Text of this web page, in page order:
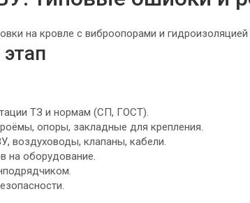
ТЗ и нормам (СП, ГОСТ).
опоры, закладные для крепления.
воздуховоды, клапаны, кабели.
на оборудование.